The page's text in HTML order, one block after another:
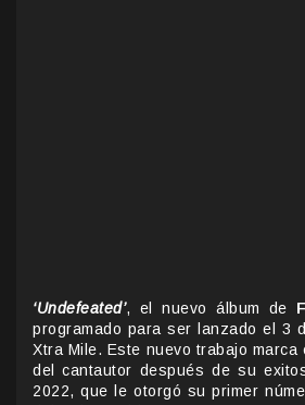
‘Undefeated’, el nuevo álbum de
programado para ser lanzado el 3
Xtra Mile. Este nuevo trabajo
del cantautor después de su
2022, que le otorgó su primer